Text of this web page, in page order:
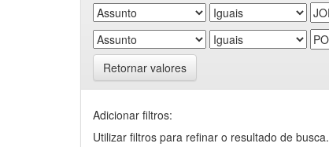
Retornar valores
Adicionar filtros:
Utilizar filtros para refinar o resultado de busca.